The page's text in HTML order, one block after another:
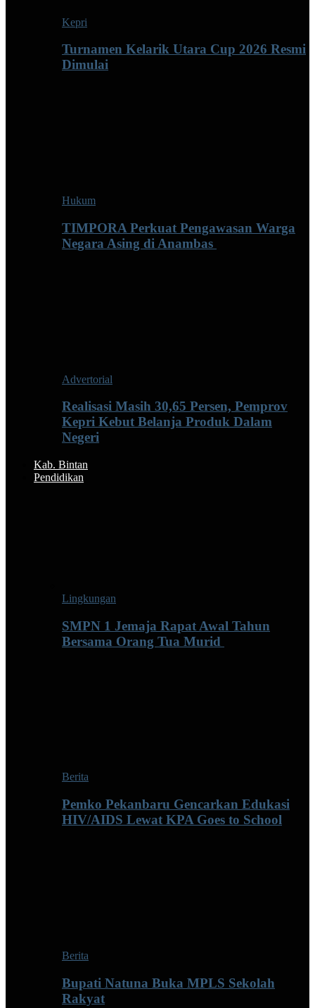
Kepri
Turnamen Kelarik Utara Cup 2026 Resmi
Dimulai
Hukum
TIMPORA Perkuat Pengawasan Warga
Negara Asing di Anambas ‎
Advertorial
Realisasi Masih 30,65 Persen, Pemprov
Kepri Kebut Belanja Produk Dalam
Negeri
Kab. Bintan
Pendidikan
Lingkungan
SMPN 1 Jemaja Rapat Awal Tahun
Bersama Orang Tua Murid ‎
Berita
Pemko Pekanbaru Gencarkan Edukasi
HIV/AIDS Lewat KPA Goes to School
Berita
Bupati Natuna Buka MPLS Sekolah
Rakyat